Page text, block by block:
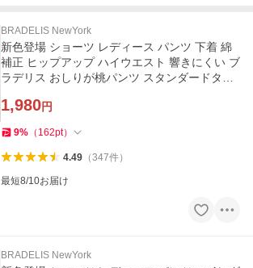
BRADELIS NewYork
新色登場 ショーツ レディース パンツ 下着 綿
補正 ヒップアップ ハイウエスト 響きにくい ブ
ラデリス おしりが桃パンツ スタンダードタイ
1,980円
9% （ 162pt）
4.49（347件）
最短8/10お届け
BRADELIS NewYork